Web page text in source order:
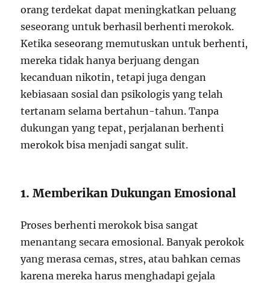
orang terdekat dapat meningkatkan peluang
seseorang untuk berhasil berhenti merokok.
Ketika seseorang memutuskan untuk berhenti,
mereka tidak hanya berjuang dengan
kecanduan nikotin, tetapi juga dengan
kebiasaan sosial dan psikologis yang telah
tertanam selama bertahun-tahun. Tanpa
dukungan yang tepat, perjalanan berhenti
merokok bisa menjadi sangat sulit.
1. Memberikan Dukungan Emosional
Proses berhenti merokok bisa sangat
menantang secara emosional. Banyak perokok
yang merasa cemas, stres, atau bahkan cemas
karena mereka harus menghadapi gejala